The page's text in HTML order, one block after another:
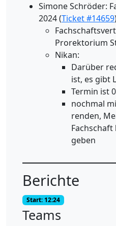
Simone Schröder:
2024 (Ticket #14659
Prorektorium
Nikan:
Darüber
ist, es gibt
Termin ist
nochmal
renden,
geben
Berichte
Start: 12:24
Teams